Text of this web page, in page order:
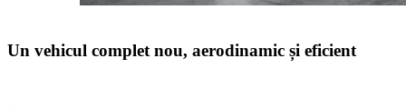
Un vehicul complet nou, aerodinamic și eficient